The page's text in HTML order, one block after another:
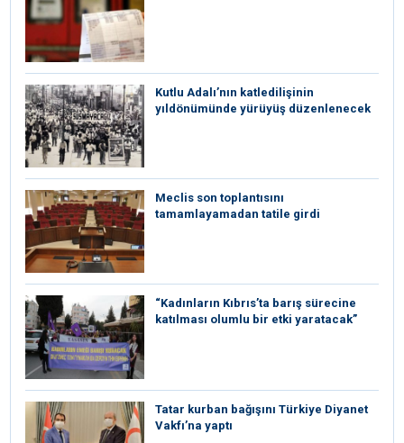
Kutlu Adalı’nın katledilişinin
yıldönümünde yürüyüş düzenlenecek
Meclis son toplantısını
tamamlayamadan tatile girdi
“Kadınların Kıbrıs’ta barış sürecine
katılması olumlu bir etki yaratacak”
Tatar kurban bağışını Türkiye Diyanet
Vakfı’na yaptı